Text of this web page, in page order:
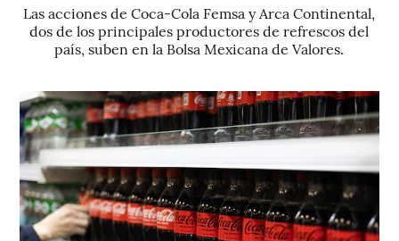
Las acciones de Coca-Cola Femsa y Arca Continental,
dos de los principales productores de refrescos del
país, suben en la Bolsa Mexicana de Valores.